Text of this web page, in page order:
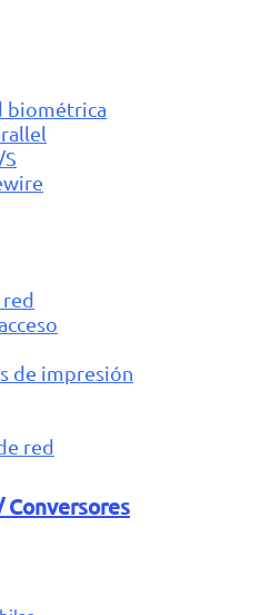
biométrica
red
de impresión
red